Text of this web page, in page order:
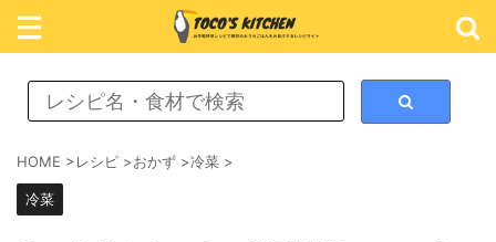
レシピ検索
HOME >レシピ >おかず >冷菜 >
冷菜